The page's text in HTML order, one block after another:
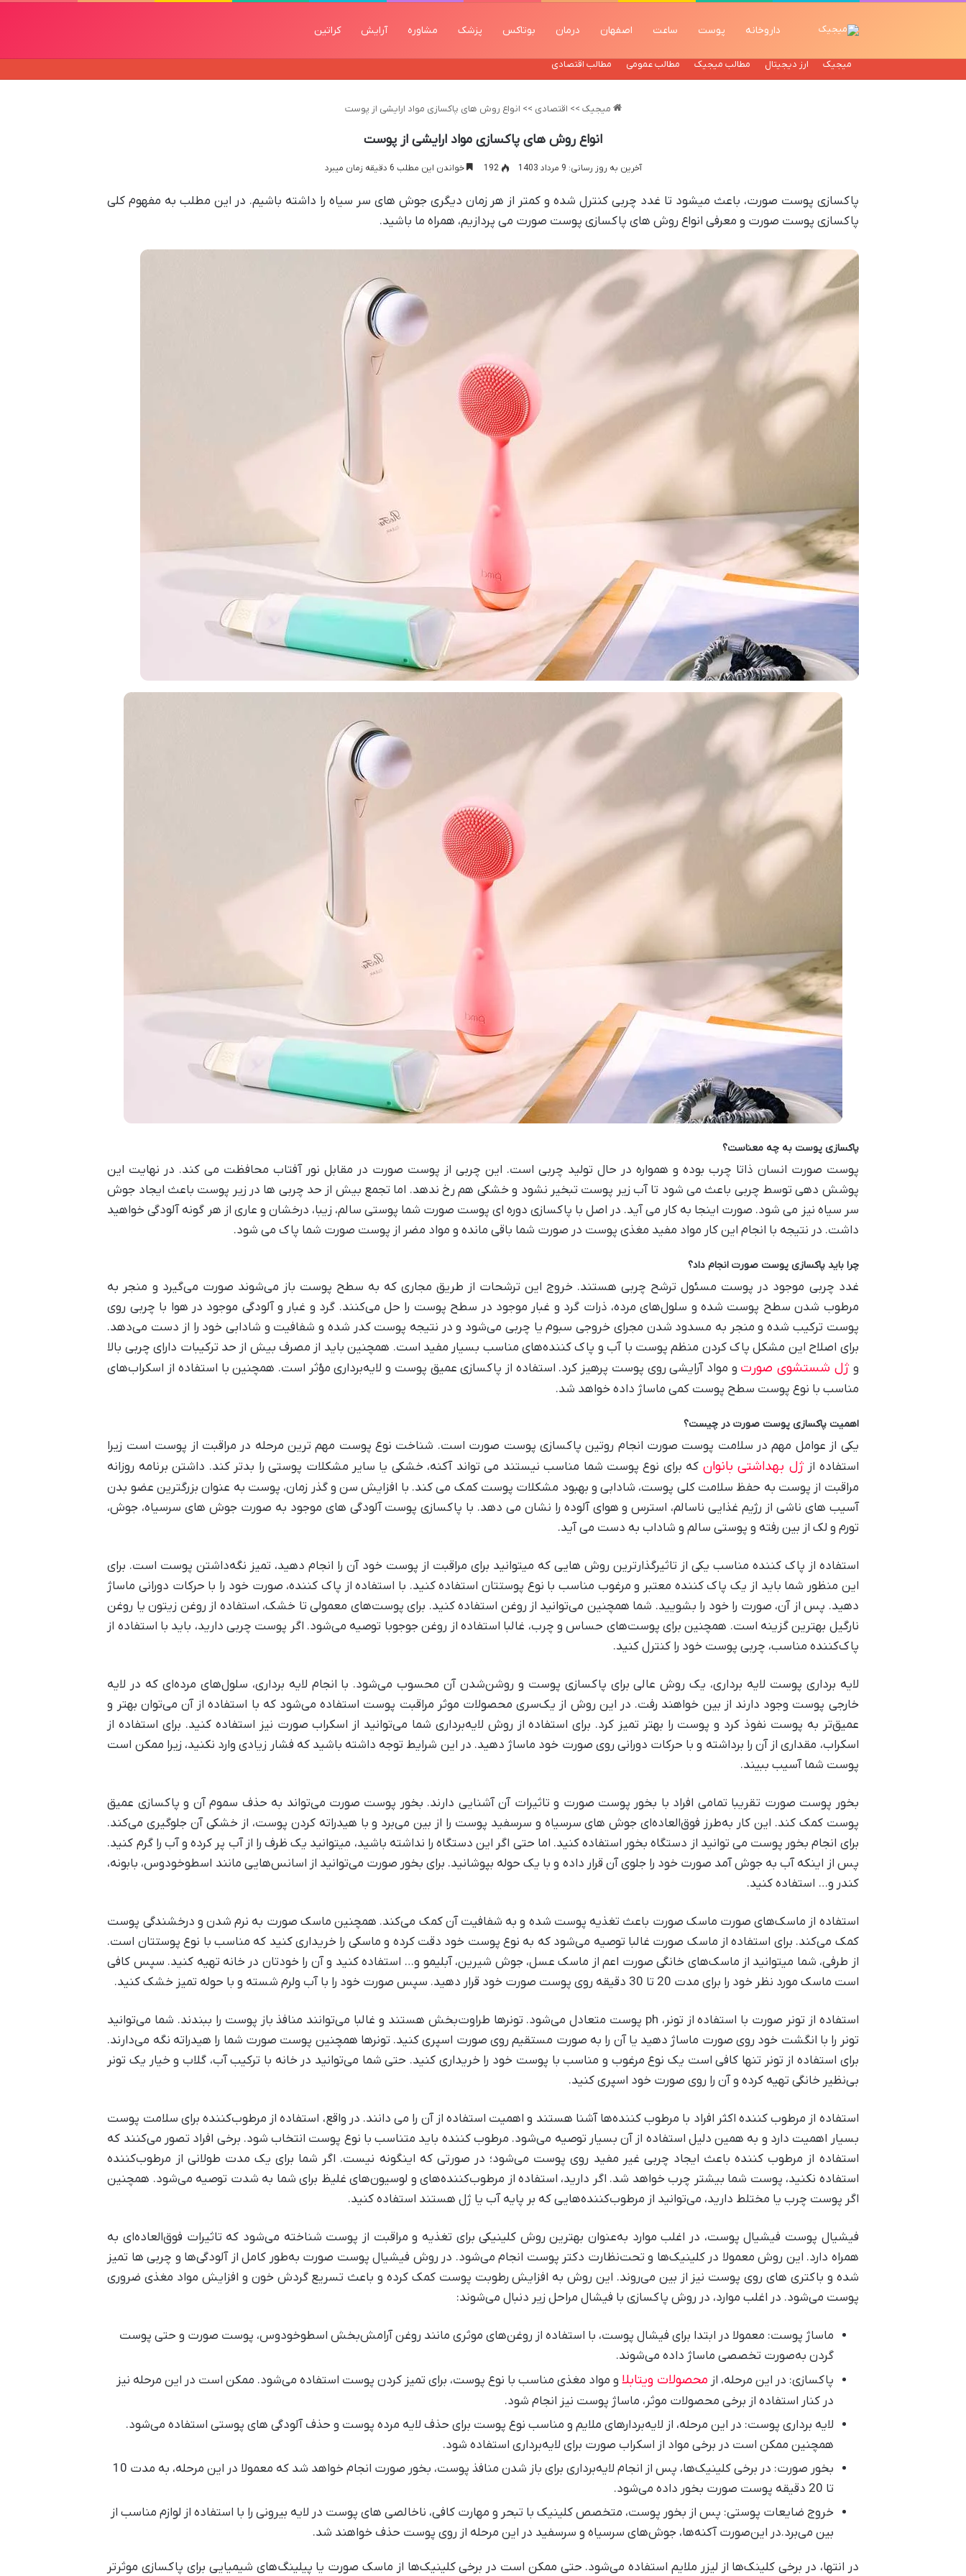
داروخانه پوست ساعت اصفهان درمان بوتاکس پزشک مشاوره آرایش کراتین
میجیک ارز دیجیتال مطالب میجیک مطالب عمومی مطالب اقتصادی
میجیک >> اقتصادی >> انواع روش های پاکسازی مواد ارایشی از پوست
انواع روش های پاکسازی مواد ارایشی از پوست
آخرین به روز رسانی: 9 مرداد 1403 192 خواندن این مطلب 6 دقیقه زمان میبرد
پاکسازی پوست صورت، باعث میشود تا غدد چربی کنترل شده و کمتر از هر زمان دیگری جوش های سر سیاه را داشته باشیم. در این مطلب به مفهوم کلی
پاکسازی پوست صورت و معرفی انواع روش های پاکسازی پوست صورت می پردازیم، همراه ما باشید.
پاکسازی پوست به چه معناست؟
پوست صورت انسان ذاتا چرب بوده و همواره در حال تولید چربی است. این چربی از پوست صورت در مقابل نور آفتاب محافظت می کند. در نهایت این
پوشش دهی توسط چربی باعث می شود تا آب زیر پوست تبخیر نشود و خشکی هم رخ ندهد. اما تجمع بیش از حد چربی ها در زیر پوست باعث ایجاد جوش
سر سیاه نیز می شود. صورت اینجا به کار می آید. در اصل با پاکسازی دوره ای پوست صورت شما پوستی سالم، زیبا، درخشان و عاری از هر گونه آلودگی خواهید
داشت. در نتیجه با انجام این کار مواد مفید مغذی پوست در صورت شما باقی مانده و مواد مضر از پوست صورت شما پاک می شود.
چرا باید پاکسازی پوست صورت انجام داد؟
غدد چربی موجود در پوست مسئول ترشح چربی هستند. خروج این ترشحات از طریق مجاری که به سطح پوست باز می‌شوند صورت می‌گیرد و منجر به
مرطوب شدن سطح پوست شده و سلول‌های مرده، ذرات گرد و غبار موجود در سطح پوست را حل می‌کنند. گرد و غبار و آلودگی موجود در هوا با چربی روی
پوست ترکیب شده و منجر به مسدود شدن مجرای خروجی سبوم یا چربی می‌‌شود و در نتیجه پوست کدر شده و شفافیت و شادابی خود را از دست می‌دهد.
برای اصلاح این مشکل پاک کردن منظم پوست با آب و پاک کننده‌های مناسب بسیار مفید است. همچنین باید از مصرف بیش از حد ترکیبات دارای چربی بالا
وژل شستشوی صورت و مواد آرایشی روی پوست پرهیز کرد. استفاده از پاکسازی عمیق پوست و لایه‌برداری مؤثر است. همچنین با استفاده از اسکراب‌های
مناسب با نوع پوست سطح پوست کمی ماساژ داده خواهد شد.
اهمیت پاکسازی پوست صورت در چیست؟
یکی از عوامل مهم در سلامت پوست صورت انجام روتین پاکسازی پوست صورت است. شناخت نوع پوست مهم ترین مرحله در مراقبت از پوست است زیرا
استفاده ازژل بهداشتی بانوان که برای نوع پوست شما مناسب نیستند می تواند آکنه، خشکی یا سایر مشکلات پوستی را بدتر کند. داشتن برنامه روزانه
مراقبت از پوست به حفظ سلامت کلی پوست، شادابی و بهبود مشکلات پوست کمک می کند. با افزایش سن و گذر زمان، پوست به عنوان بزرگترین عضو بدن
آسیب های ناشی از رژیم غذایی ناسالم، استرس و هوای آلوده را نشان می دهد. با پاکسازی پوست آلودگی های موجود به صورت جوش های سرسیاه، جوش،
تورم و لک از بین رفته و پوستی سالم و شاداب به دست می آید.
استفاده از پاک ‌کننده مناسب یکی از تاثیرگذارترین روش هایی که ‌میتوانید برای مراقبت از پوست خود آن را انجام دهید، تمیز نگه‌داشتن پوست است. برای
این منظور شما باید از یک پاک‌ کننده معتبر و مرغوب مناسب با نوع پوستتان استفاده کنید. با استفاده از پاک ‌کننده، صورت خود را با حرکات دورانی ماساژ
دهید. پس از آن، صورت را خود را بشویید. شما همچنین می‌توانید از روغن استفاده کنید. برای پوست‌های معمولی تا خشک، استفاده از روغن زیتون یا روغن
نارگیل بهترین گزینه است. همچنین برای پوست‌های حساس و چرب، غالبا استفاده از روغن جوجوبا توصیه ‌می‌شود. اگر پوست چربی دارید، باید با استفاده از
پاک‌کننده مناسب، چربی پوست خود را کنترل کنید.
لایه برداری پوست لایه ‌برداری، یک روش عالی برای پاکسازی پوست و روشن‌شدن آن محسوب ‌می‌شود. با انجام لایه ‌برداری، سلول‌های مرده‌ای که در لایه
خارجی پوست وجود دارند از بین خواهند رفت. در این روش از یک‌سری محصولات موثر مراقبت پوست استفاده ‌می‌شود که با استفاده از آن ‌می‌توان بهتر و
عمیق‌تر به پوست نفوذ کرد و پوست را بهتر تمیز کرد. برای استفاده از روش لایه‌برداری شما ‌می‌توانید از اسکراب صورت نیز استفاده کنید. برای استفاده از
اسکراب، مقداری از آن را برداشته و با حرکات دورانی روی صورت خود ماساژ دهید. در این شرایط توجه داشته باشید که فشار زیادی وارد نکنید، زیرا ممکن است
پوست شما آسیب ببیند.
بخور پوست صورت تقریبا تما‌می ‌افراد با بخور پوست صورت و تاثیرات آن آشنایی دارند. بخور پوست صورت ‌می‌تواند به حذف سموم آن و پاکسازی عمیق
پوست کمک کند. این کار به‌طرز ‌فوق‌العاده‌ای جوش های سرسیاه و سرسفید پوست را از بین می‌برد و با هیدراته کردن پوست، از خشکی آن جلوگیری می‌کند.
برای انجام بخور پوست ‌می توانید از دستگاه بخور استفاده کنید. اما حتی اگر این دستگاه را نداشته باشید، ‌میتوانید یک ظرف را از آب پر کرده و آب را گرم کنید.
پس از اینکه آب به جوش آمد صورت خود را جلوی آن قرار داده و با یک حوله بپوشانید. برای بخور صورت ‌می‌توانید از اسانس‌هایی مانند اسطوخودوس، بابونه،
کندر و… استفاده کنید.
استفاده از ماسک‌های صورت ماسک صورت باعث تغذیه پوست شده و به شفافیت آن کمک ‌می‌کند. همچنین ماسک صورت به نرم‌ شدن و درخشندگی پوست
کمک می‌کند. برای استفاده از ماسک صورت غالبا توصیه ‌می‌شود که به نوع پوست خود دقت کرده و ماسکی را خریداری کنید که مناسب با نوع پوستتان است.
از طرفی، شما ‌میتوانید از ماسک‌های خانگی صورت اعم از ماسک عسل، جوش ‌شیرین، آبلیمو و… استفاده کنید و آن را خودتان در خانه تهیه کنید. سپس کافی
است ماسک مورد نظر خود را برای مدت 20 تا 30 دقیقه روی پوست صورت خود قرار دهید. سپس صورت خود را با آب ولرم شسته و با حوله تمیز خشک کنید.
استفاده از تونر صورت با استفاده از تونر، ph پوست متعادل ‌می‌شود. تونرها طراوت‌بخش هستند و غالبا ‌می‌توانند منافذ باز پوست را ببندند. شما ‌می‌توانید
تونر را با انگشت خود روی صورت ماساژ دهید یا آن را به‌ صورت مستقیم روی صورت اسپری کنید. تونر‌ها همچنین پوست صورت شما را هیدراته نگه ‌می‌دارند.
برای استفاده از تونر تنها کافی است یک نوع مرغوب و مناسب با پوست خود را خریداری کنید. حتی شما ‌می‌توانید در خانه با ترکیب آب، گلاب و خیار یک تونر
بی‌نظیر خانگی تهیه کرده و آن را روی صورت خود اسپری کنید.
استفاده از ‌مرطوب ‌کننده اکثر افراد با ‌مرطوب ‌کننده‌ها آشنا هستند و اهمیت استفاده از آن‌ را ‌می دانند. در واقع، استفاده از ‌مرطوب‌کننده برای سلامت پوست
بسیار اهمیت دارد و به همین دلیل استفاده از آن بسیار توصیه ‌می‌شود. ‌مرطوب ‌کننده باید متناسب با نوع پوست انتخاب شود. برخی افراد تصور ‌می‌کنند که
استفاده از ‌مرطوب‌ کننده باعث ایجاد چربی غیر مفید روی پوست می‌شود؛ در صورتی که اینگونه نیست. اگر شما برای یک مدت طولانی از ‌مرطوب‌کننده
استفاده نکنید، پوست شما بیشتر چرب خواهد شد. اگر دارید، استفاده از ‌مرطوب‌کننده‌های و لوسیون‌های غلیظ برای شما به شدت توصیه ‌می‌شود. همچنین
اگر پوست چرب یا مختلط دارید، ‌می‌توانید از ‌مرطوب‌کننده‌هایی که بر پایه آب یا ژل هستند استفاده کنید.
فیشیال پوست فیشیال پوست، در اغلب موارد به‌عنوان بهترین روش کلینیکی برای تغذیه و مراقبت از پوست شناخته ‌می‌شود که تاثیرات فوق‌العاده‌ای به
همراه دارد. این روش معمولا در کلینیک‌ها و تحت‌نظارت دکتر پوست انجام ‌می‌شود. در روش فیشیال پوست صورت به‌طور کامل از آلودگی‌ها و چربی ها تمیز
شده و باکتری های روی پوست نیز از بین ‌می‌روند. این روش به افزایش رطوبت پوست کمک کرده و باعث تسریع گردش خون و افزایش مواد مغذی ضروری
پوست ‌می‌شود. در اغلب موارد، در روش پاکسازی با فیشال مراحل زیر دنبال ‌می‌شوند:
ماساژ پوست: معمولا در ابتدا برای فیشال پوست، با استفاده از روغن‌های موثری مانند روغن آرامش‌بخش اسطوخودوس، پوست صورت و حتی پوست
گردن به‌صورت تخصصی ماساژ داده ‌می‌شوند.
پاکسازی: در این مرحله، از محصولات ویتابلا و مواد مغذی مناسب با نوع پوست، برای تمیز کردن پوست استفاده ‌می‌شود. ممکن است در این مرحله نیز
در کنار استفاده از برخی محصولات موثر، ماساژ پوست نیز انجام شود.
لایه برداری پوست: در این مرحله، از لایه‌بردارهای ملایم و مناسب نوع پوست برای حذف لایه مرده پوست و حذف آلودگی های پوستی استفاده ‌می‌شود.
همچنین ممکن است در برخی مواد از اسکراب صورت برای لایه‌برداری استفاده شود.
بخور صورت: در برخی کلینیک‌ها، پس از انجام لایه‌برداری برای باز شدن منافذ پوست، بخور صورت انجام خواهد شد که معمولا در این مرحله، به مدت 10
تا 20 دقیقه پوست صورت بخور داده ‌می‌شود.
خروج ضایعات پوستی: پس از بخور پوست، متخصص کلینیک با تبحر و مهارت کافی، ناخالصی های پوست در لایه بیرونی را با استفاده از لوازم مناسب از
بین ‌می‌برد.‌در این‌صورت آکنه‌ها، جوش‌های سرسیاه و سرسفید در این مرحله از روی پوست حذف خواهند شد.
در انتها، در برخی کلینک‌ها از لیزر ملایم استفاده ‌می‌شود. حتی ممکن است در برخی کلینیک‌ها از ماسک صورت یا پیلینگ‌های شیمیایی برای پاکسازی موثرتر